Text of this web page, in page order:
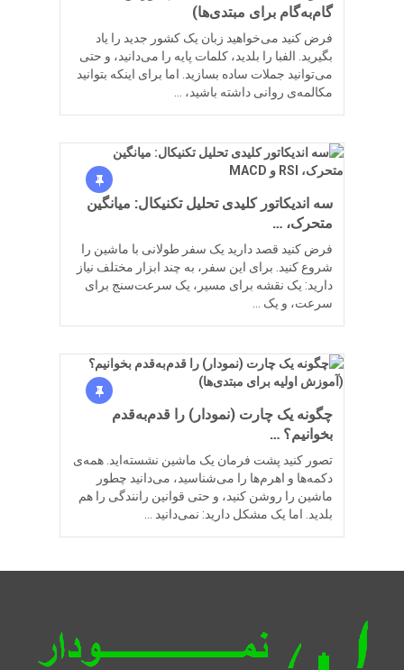
گام‌به‌گام برای مبتدی‌ها)
فرض کنید می‌خواهید زبان یک کشور جدید را یاد
بگیرید. الفبا را بلدید، کلمات پایه را می‌دانید، و حتی
می‌توانید جملات ساده بسازید. اما برای اینکه بتوانید
مکالمه‌ی روانی داشته باشید، …
سه اندیکاتور کلیدی تحلیل تکنیکال: میانگین
متحرک، …
فرض کنید قصد دارید یک سفر طولانی با ماشین را
شروع کنید. برای این سفر، به چند ابزار مختلف نیاز
دارید: یک نقشه برای مسیر، یک سرعت‌سنج برای
سرعت، و یک …
چگونه یک چارت (نمودار) را قدم‌به‌قدم
بخوانیم؟ …
تصور کنید پشت فرمان یک ماشین نشسته‌اید. همه‌ی
دکمه‌ها و اهرم‌ها را می‌شناسید، می‌دانید چطور
ماشین را روشن کنید، و حتی قوانین رانندگی را هم
بلدید. اما یک مشکل دارید: نمی‌دانید …